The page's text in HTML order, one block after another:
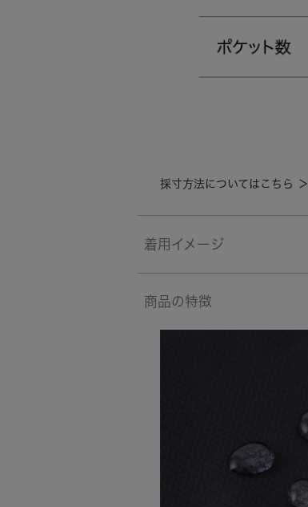
採寸方法についてはこちら ＞
着用イメージ
商品の特徴